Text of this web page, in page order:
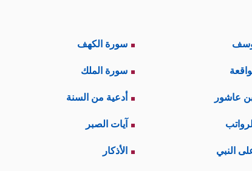
سورة الكهف
سورة الملك
عاشور أدعية من السنة
آيات الصبر
النبي الأذكار